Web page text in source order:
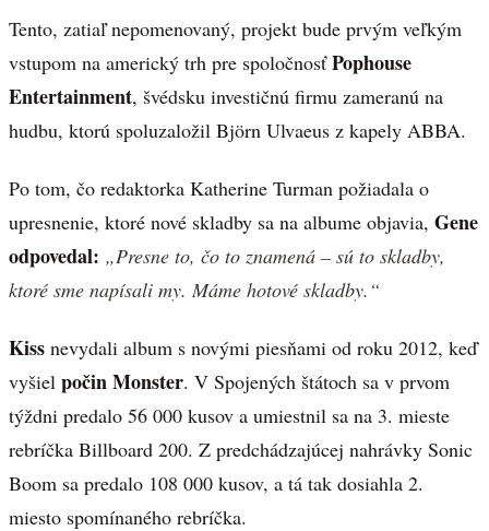
Tento, zatiaľ nepomenovaný, projekt bude prvým veľkým
vstupom na americký trh pre spoločnosťPophouse
Entertainment, švédsku investičnú firmu zameranú na
hudbu, ktorú spoluzaložil Björn Ulvaeus z kapely ABBA.
Po tom, čo redaktorka Katherine Turman požiadala o
upresnenie, ktoré nové skladby sa na albume objavia, Gene
odpovedal: „Presne to, čo to znamená – sú to skladby,
ktoré sme napísali my. Máme hotové skladby.“
Kiss nevydali album s novými piesňami od roku 2012, keď
vyšiel počin Monster. V Spojených štátoch sa v prvom
týždni predalo 56 000 kusov a umiestnil sa na 3. mieste
rebríčka Billboard 200. Z predchádzajúcej nahrávky Sonic
Boom sa predalo 108 000 kusov, a tá tak dosiahla 2.
miesto spomínaného rebríčka.